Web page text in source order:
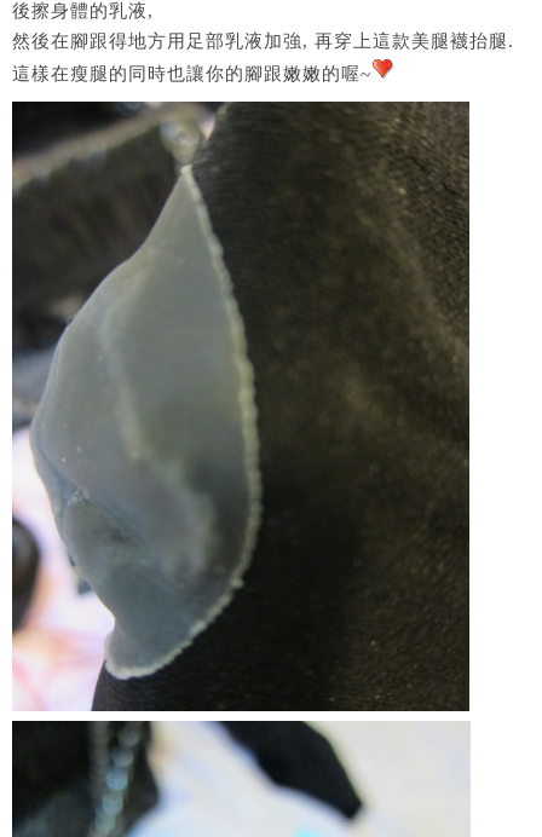
後擦身體的乳液,
然後在腳跟得地方用足部乳液加強, 再穿上這款美腿襪抬腿.
這樣在瘦腿的同時也讓你的腳跟嫩嫩的喔~